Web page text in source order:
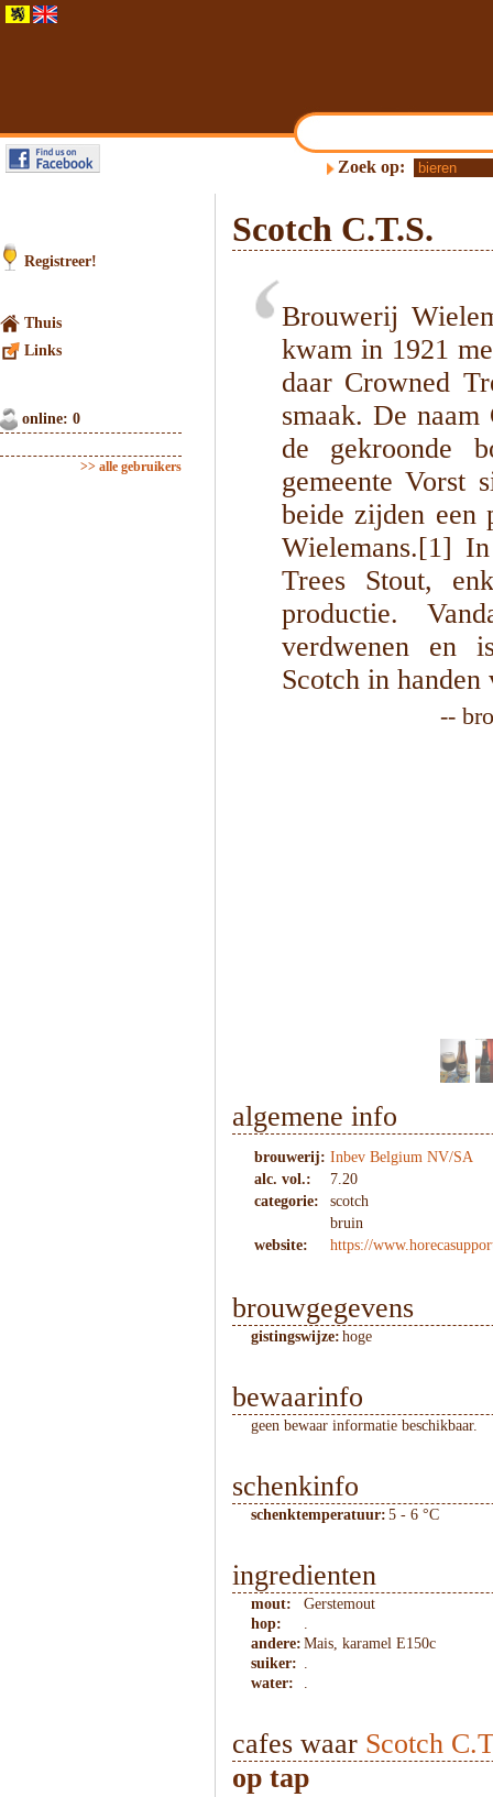
Zoek op:
Registreer!
Thuis
Links
online: 0
>> alle gebruikers
Scotch C.T.S.
Brouwerij
kwam in 1921
daar Crowned
smaak. De
de gekroonde
gemeente Vorst
beide zijden een
Wielemans.[1]
Trees Stout,
productie.
verdwenen en
Scotch in
--
algemene info
brouwerij: Inbev Belgium NV/SA
alc. vol.:
7.20
categorie:
scotch
bruin
website:
https://
brouwgegevens
gistingswijze: hoge
bewaarinfo
geen bewaar informatie beschikbaar.
schenkinfo
schenktemperatuur: 5 - 6 °C
ingredienten
mout:
Gerstemout
hop:
.
andere: Mais, karamel E150c
suiker: .
water:
.
cafes waar Scotch
op tap